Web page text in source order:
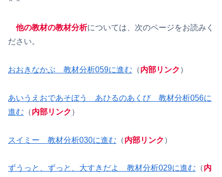
他の教材の教材分析については、次のページをお読みく
ださい。
おおきなかぶ 教材分析059に進む （内部リンク ）
あいうえおであそぼう あひるのあくび 教材分析056に
進む （内部リンク ）
スイミー 教材分析030に進む （内部リンク ）
ずうっと、ずっと、大すきだよ 教材分析029に進む （内